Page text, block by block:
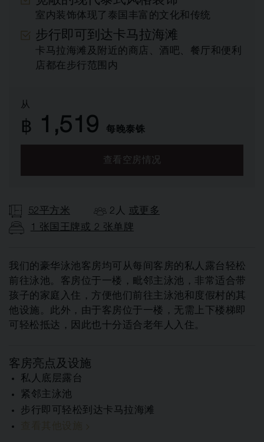
室内装饰体现了泰国丰富的文化和传统
步行即可到达卡马拉海滩
卡马拉海滩及附近的商店、酒吧、餐厅和便利
店都在步行范围内
从
฿ 1,519 每晚泰铢
查看空房情况
52平方米 2人 或更多
1 张国王牌或 2 张单牌
我们的豪华泳池客房均可从每间客房的私人露台轻松
前往泳池。客房位于一楼，毗邻主泳池，非常适合带
孩子的家庭入住，方便他们前往主泳池和度假村的其
他设施。此外，由于客房位于一楼，无需上下楼梯即
可轻松抵达，因此也十分适合老年人入住。
客房亮点及设施
私人底层露台
紧邻主泳池
步行即可轻松到达卡马拉海滩